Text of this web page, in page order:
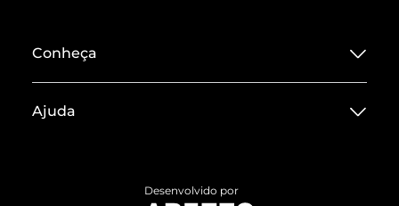
Conheça
Termos de Uso
Ajuda
Desenvolvido por